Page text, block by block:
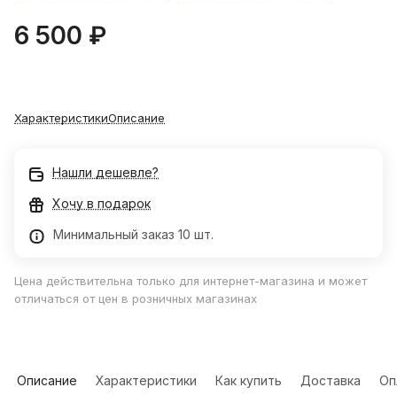
6 500 ₽
ХарактеристикиОписание
Нашли дешевле?
Хочу в подарок
Минимальный заказ 10 шт.
Цена действительна только для интернет-магазина и может
отличаться от цен в розничных магазинах
Описание Характеристики Как купить Доставка